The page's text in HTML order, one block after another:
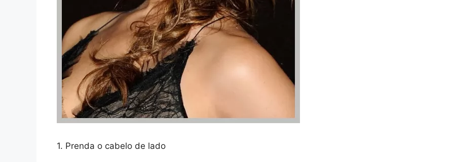
1. Prenda o cabelo de lado